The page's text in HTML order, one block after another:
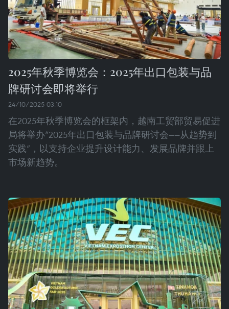
2025年秋季博览会：2025年出口包装与品
牌研讨会即将举行
24/10/2025 03:10
在2025年秋季博览会的框架内，越南工贸部贸易促进
局将举办“2025年出口包装与品牌研讨会——从趋势到
实践”，以支持企业提升设计能力、发展品牌并跟上
市场新趋势。